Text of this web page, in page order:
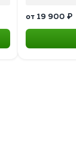
от 19 900 ₽